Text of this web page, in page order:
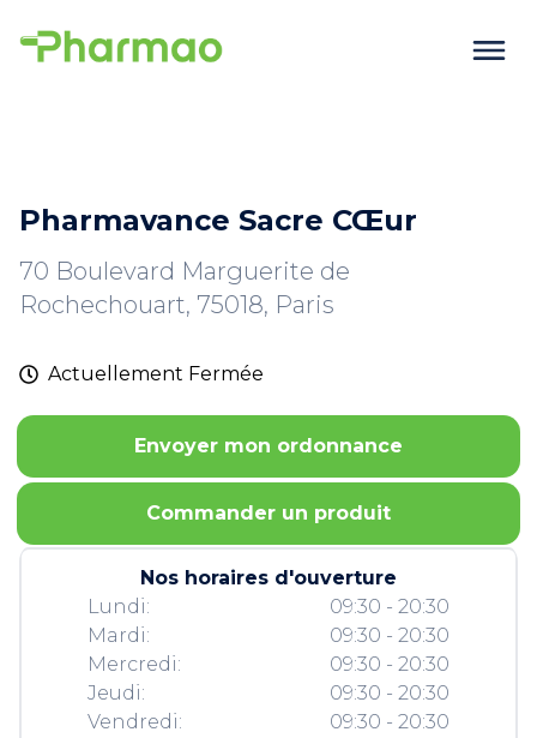
Pharmavance Sacre CŒur
70 Boulevard Marguerite de
Rochechouart, 75018, Paris
Actuellement Fermée
Envoyer mon ordonnance
Commander un produit
Nos horaires d'ouverture
Lundi:
Mardi:
Mercredi:
Jeudi:
Vendredi:
09:30 - 20:30
09:30 - 20:30
09:30 - 20:30
09:30 - 20:30
09:30 - 20:30